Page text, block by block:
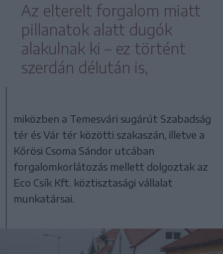
Az elterelt forgalom miatt
pillanatok alatt dugók
alakulnak ki – ez történt
szerdán délután is,
miközben a Temesvári sugárút Szabadság
tér és Vár tér közötti szakaszán, illetve a
Kőrösi Csoma Sándor utcában
forgalomkorlátozás mellett dolgoztak az
Eco Csík Kft. köztisztasági vállalat
munkatársai.